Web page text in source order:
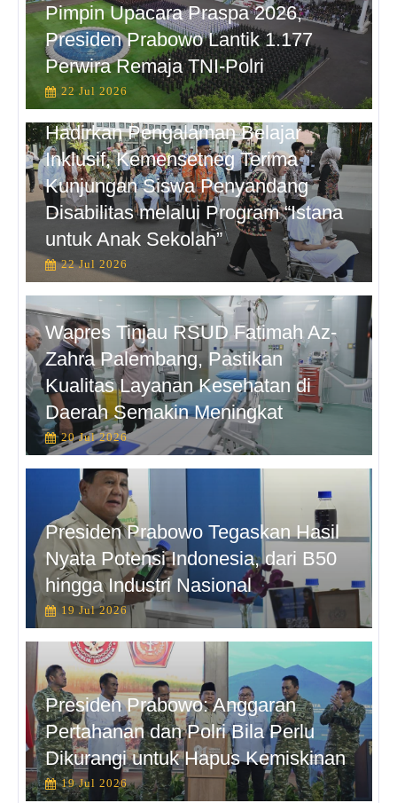
Pimpin Upacara Praspa 2026,
Presiden Prabowo Lantik 1.177
Perwira Remaja TNI-Polri
22 Jul 2026
Hadirkan Pengalaman Belajar
Inklusif, Kemensetneg Terima
Kunjungan Siswa Penyandang
Disabilitas melalui Program “Istana
untuk Anak Sekolah”
22 Jul 2026
Wapres Tinjau RSUD Fatimah Az-
Zahra Palembang, Pastikan
Kualitas Layanan Kesehatan di
Daerah Semakin Meningkat
20 Jul 2026
Presiden Prabowo Tegaskan Hasil
Nyata Potensi Indonesia, dari B50
hingga Industri Nasional
19 Jul 2026
Presiden Prabowo: Anggaran
Pertahanan dan Polri Bila Perlu
Dikurangi untuk Hapus Kemiskinan
19 Jul 2026